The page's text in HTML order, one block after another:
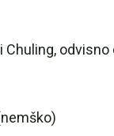
Chuling,